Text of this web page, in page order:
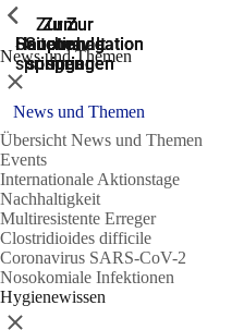
Zur
Suche
springen
Zur
Hauptnavigation
springen
Zur
Hauptnavigation
springen
Zum
Hauptinhalt
springen
Zum
Seitenende
springen
News und Themen
Zeige vorherige
Schließen
News und Themen
Übersicht News und Themen
Events
Internationale Aktionstage
Nachhaltigkeit
Multiresistente Erreger
Clostridioides difficile
Coronavirus SARS-CoV-2
Nosokomiale Infektionen
Hygienewissen
Zeige vorherige
Schließen
Zeige vorherige